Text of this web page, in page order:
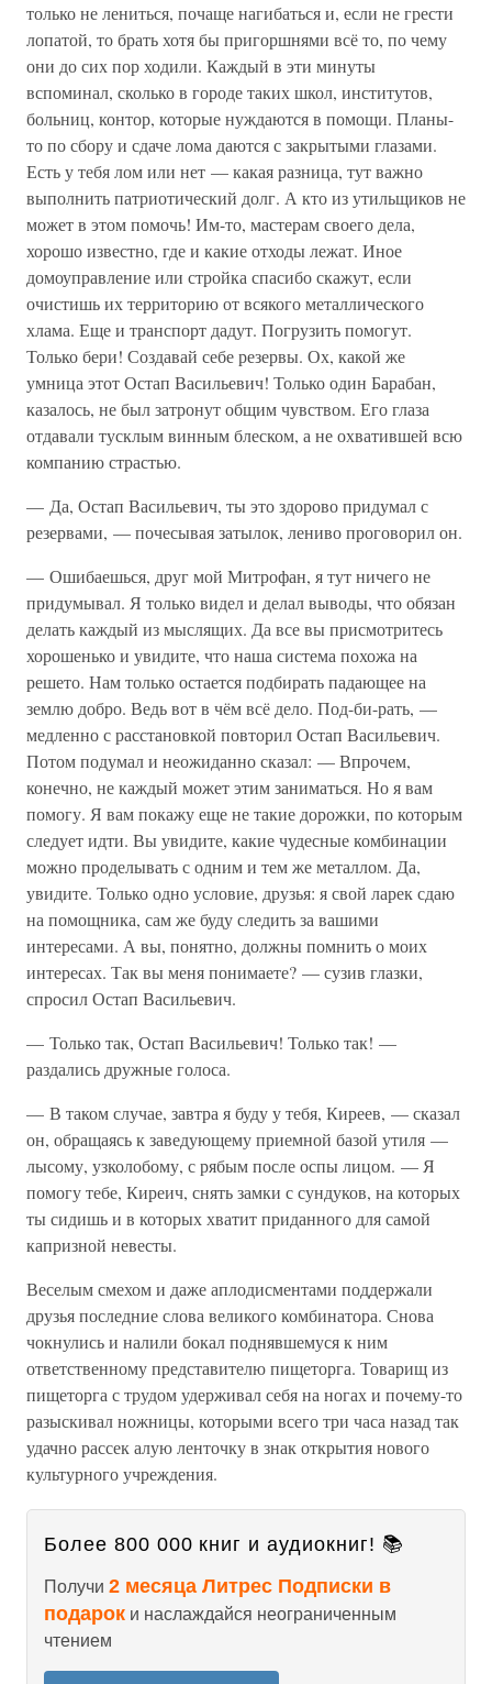
только не лениться, почаще нагибаться и, если не грести
лопатой, то брать хотя бы пригоршнями всё то, по чему
они до сих пор ходили. Каждый в эти минуты
вспоминал, сколько в городе таких школ, институтов,
больниц, контор, которые нуждаются в помощи. Планы-
то по сбору и сдаче лома даются с закрытыми глазами.
Есть у тебя лом или нет — какая разница, тут важно
выполнить патриотический долг. А кто из утильщиков не
может в этом помочь! Им-то, мастерам своего дела,
хорошо известно, где и какие отходы лежат. Иное
домоуправление или стройка спасибо скажут, если
очистишь их территорию от всякого металлического
хлама. Еще и транспорт дадут. Погрузить помогут.
Только бери! Создавай себе резервы. Ох, какой же
умница этот Остап Васильевич! Только один Барабан,
казалось, не был затронут общим чувством. Его глаза
отдавали тусклым винным блеском, а не охватившей всю
компанию страстью.
— Да, Остап Васильевич, ты это здорово придумал с
резервами, — почесывая затылок, лениво проговорил он.
— Ошибаешься, друг мой Митрофан, я тут ничего не
придумывал. Я только видел и делал выводы, что обязан
делать каждый из мыслящих. Да все вы присмотритесь
хорошенько и увидите, что наша система похожа на
решето. Нам только остается подбирать падающее на
землю добро. Ведь вот в чём всё дело. Под-би-рать, —
медленно с расстановкой повторил Остап Васильевич.
Потом подумал и неожиданно сказал: — Впрочем,
конечно, не каждый может этим заниматься. Но я вам
помогу. Я вам покажу еще не такие дорожки, по которым
следует идти. Вы увидите, какие чудесные комбинации
можно проделывать с одним и тем же металлом. Да,
увидите. Только одно условие, друзья: я свой ларек сдаю
на помощника, сам же буду следить за вашими
интересами. А вы, понятно, должны помнить о моих
интересах. Так вы меня понимаете? — сузив глазки,
спросил Остап Васильевич.
— Только так, Остап Васильевич! Только так! —
раздались дружные голоса.
— В таком случае, завтра я буду у тебя, Киреев, — сказал
он, обращаясь к заведующему приемной базой утиля —
лысому, узколобому, с рябым после оспы лицом. — Я
помогу тебе, Киреич, снять замки с сундуков, на которых
ты сидишь и в которых хватит приданного для самой
капризной невесты.
Веселым смехом и даже аплодисментами поддержали
друзья последние слова великого комбинатора. Снова
чокнулись и налили бокал поднявшемуся к ним
ответственному представителю пищеторга. Товарищ из
пищеторга с трудом удерживал себя на ногах и почему-то
разыскивал ножницы, которыми всего три часа назад так
удачно рассек алую ленточку в знак открытия нового
культурного учреждения.
Более 800 000 книг и аудиокниг! 📚
Получи 2 месяца Литрес Подписки в
подарок и наслаждайся неограниченным
чтением